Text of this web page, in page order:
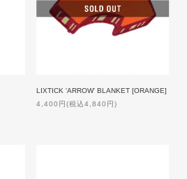
LIXTICK 'ARROW' BLANKET [ORANGE]
4,400円(税込4,840円)